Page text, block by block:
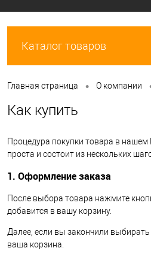
Каталог товаров
Главная страница • О компании
Как купить
Процедура покупки товара в нашем
проста и состоит из нескольких
1. Оформление заказа
После выбора товара нажмите
добавится в вашу корзину.
Далее, если вы закончили
ваша корзина.